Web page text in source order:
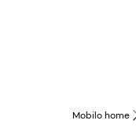
Mobilo home